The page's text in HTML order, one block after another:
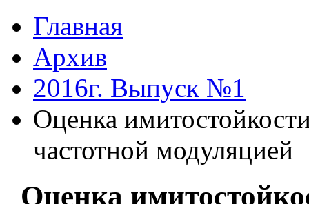
Главная
Архив
2016г. Выпуск №1
Оценка
частотной модуляцией
Оценка